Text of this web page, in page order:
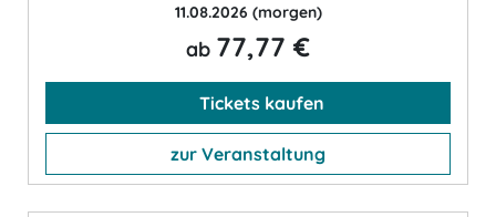
11.08.2026 (morgen)
ab 77,77 €
Tickets kaufen
zur Veranstaltung